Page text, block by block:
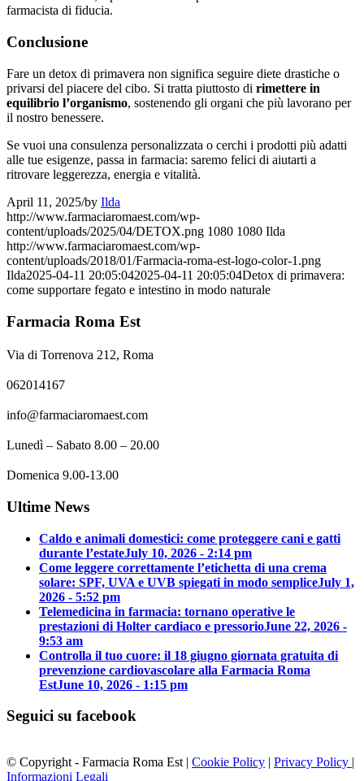
farmacista di fiducia.
Conclusione
Fare un detox di primavera non significa seguire diete drastiche o
privarsi del piacere del cibo. Si tratta piuttosto di rimettere in
equilibrio l’organismo, sostenendo gli organi che più lavorano per
il nostro benessere.
Se vuoi una consulenza personalizzata o cerchi i prodotti più adatti
alle tue esigenze, passa in farmacia: saremo felici di aiutarti a
ritrovare leggerezza, energia e vitalità.
April 11, 2025/by Ilda
http://www.farmaciaromaest.com/wp-
content/uploads/2025/04/DETOX.png 1080 1080 Ilda
http://www.farmaciaromaest.com/wp-
content/uploads/2018/01/Farmacia-roma-est-logo-color-1.png
Ilda2025-04-11 20:05:042025-04-11 20:05:04Detox di primavera:
come supportare fegato e intestino in modo naturale
Farmacia Roma Est
Via di Torrenova 212, Roma
062014167
info@farmaciaromaest.com
Lunedì – Sabato 8.00 – 20.00
Domenica 9.00-13.00
Ultime News
Caldo e animali domestici: come proteggere cani e gatti
durante l’estateJuly 10, 2026 - 2:14 pm
Come leggere correttamente l’etichetta di una crema
solare: SPF, UVA e UVB spiegati in modo sempliceJuly 1,
2026 - 5:52 pm
Telemedicina in farmacia: tornano operative le
prestazioni di Holter cardiaco e pressorioJune 22, 2026 -
9:53 am
Controlla il tuo cuore: il 18 giugno giornata gratuita di
prevenzione cardiovascolare alla Farmacia Roma
EstJune 10, 2026 - 1:15 pm
Seguici su facebook
© Copyright - Farmacia Roma Est | Cookie Policy | Privacy Policy |
Informazioni Legali